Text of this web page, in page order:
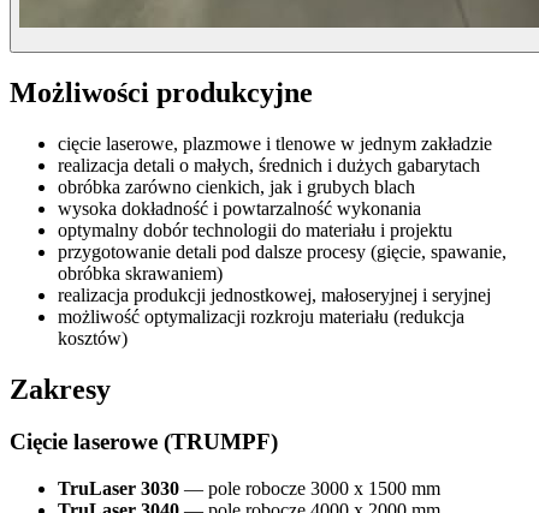
Możliwości produkcyjne
cięcie laserowe, plazmowe i tlenowe w jednym zakładzie
realizacja detali o małych, średnich i dużych gabarytach
obróbka zarówno cienkich, jak i grubych blach
wysoka dokładność i powtarzalność wykonania
optymalny dobór technologii do materiału i projektu
przygotowanie detali pod dalsze procesy (gięcie, spawanie,
obróbka skrawaniem)
realizacja produkcji jednostkowej, małoseryjnej i seryjnej
możliwość optymalizacji rozkroju materiału (redukcja
kosztów)
Zakresy
Cięcie laserowe (TRUMPF)
TruLaser 3030 — pole robocze 3000 x 1500 mm